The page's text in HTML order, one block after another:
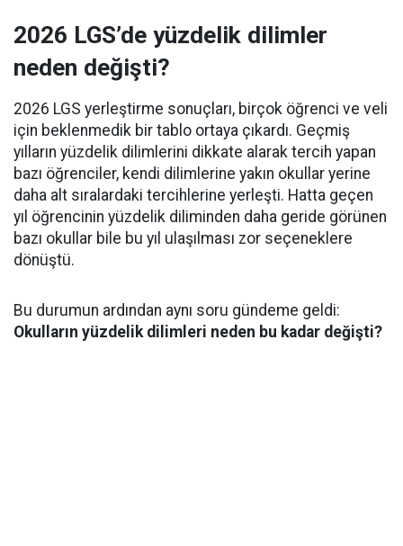
2026 LGS’de yüzdelik dilimler
neden değişti?
2026 LGS yerleştirme sonuçları, birçok öğrenci ve veli
için beklenmedik bir tablo ortaya çıkardı. Geçmiş
yılların yüzdelik dilimlerini dikkate alarak tercih yapan
bazı öğrenciler, kendi dilimlerine yakın okullar yerine
daha alt sıralardaki tercihlerine yerleşti. Hatta geçen
yıl öğrencinin yüzdelik diliminden daha geride görünen
bazı okullar bile bu yıl ulaşılması zor seçeneklere
dönüştü.
Bu durumun ardından aynı soru gündeme geldi:
Okulların yüzdelik dilimleri neden bu kadar değişti?